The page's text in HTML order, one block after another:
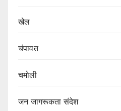
खेल
चंपावत
चमोली
जन जागरूकता संदेश